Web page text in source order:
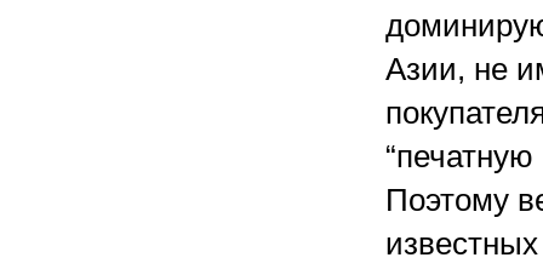
Азии, не
Поэтому